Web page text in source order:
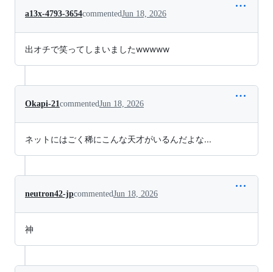
a13x-4793-3654commentedJun 18, 2026
出オチで笑ってしまいましたwwwww
Okapi-21commentedJun 18, 2026
ネットにはごく稀にこんな天才がいるんだよな...
neutron42-jpcommentedJun 18, 2026
神